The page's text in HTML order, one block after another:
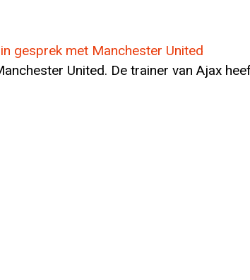
gesprek met Manchester United
United. De trainer van Ajax